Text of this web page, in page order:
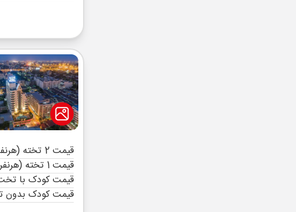
قیمت 2 تخته (هرنفر)
قیمت 1 تخته (هرنفر)
قیمت کودک با
قیمت کودک بدون